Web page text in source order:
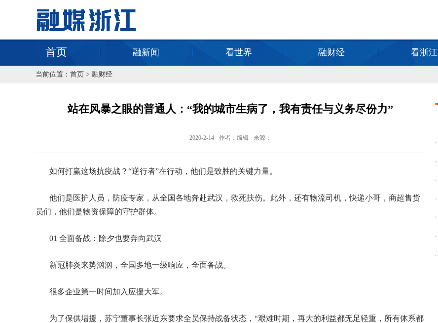
首页 融新闻 看世界 融财经 看浙江
当前位置： 首页 > 融财经
站在风暴之眼的普通人：“我的城市生病了，我有责任与义务尽份力”
2020-2-14 作者：编辑 来源：
如何打赢这场抗疫战？“逆行者”在行动，他们是致胜的关键力量。
他们是医护人员，防疫专家，从全国各地奔赴武汉，救死扶伤。此外，还有物流司机，快递小哥，商超售货
员们，他们是物资保障的守护群体。
01 全面备战：除夕也要奔向武汉
新冠肺炎来势汹汹，全国多地一级响应，全面备战。
很多企业第一时间加入应援大军。
为了保供增援，苏宁董事长张近东要求全员保持战备状态，“艰难时期，再大的利益都无足轻重，所有体系都